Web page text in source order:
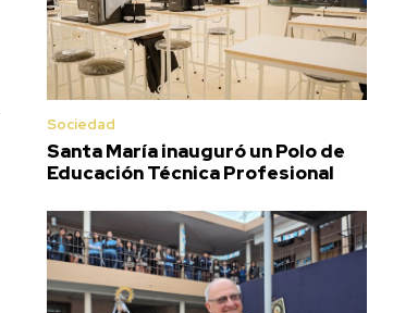
Sociedad
Santa María inauguró un Polo de
Educación Técnica Profesional